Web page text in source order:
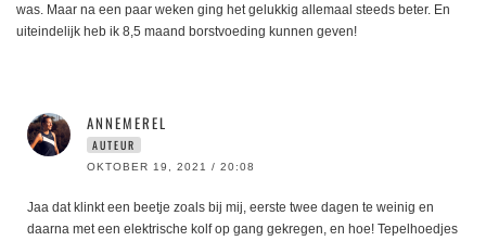
was. Maar na een paar weken ging het gelukkig allemaal steeds beter. En
uiteindelijk heb ik 8,5 maand borstvoeding kunnen geven!
ANNEMEREL
AUTEUR
OKTOBER 19, 2021 / 20:08
Jaa dat klinkt een beetje zoals bij mij, eerste twee dagen te weinig en
daarna met een elektrische kolf op gang gekregen, en hoe! Tepelhoedjes